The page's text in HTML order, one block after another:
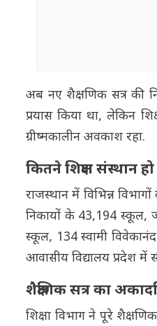
अब नए शैक्षणिक सत्र की
प्रयास किया था, लेकिन
ग्रीष्मकालीन अवकाश रहा.
कितने शिक्षण संस्थान
राजस्थान में विभिन्न
निकायों के 43,194 स्कूल,
स्कूल, 134 स्वामी
आवासीय विद्यालय प्रदेश में
शैक्षणिक सत्र का
शिक्षा विभाग ने पूरे